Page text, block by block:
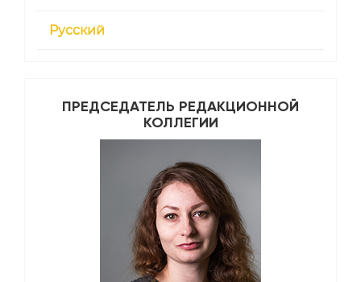
Русский
ПРЕДСЕДАТЕЛЬ РЕДАКЦИОННОЙ
КОЛЛЕГИИ